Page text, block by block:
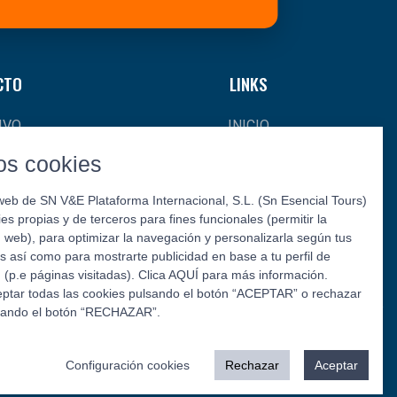
Y
LINKS
INICIO
Síguenos:
cookies
de SN V&E Plataforma Internacional, S.L. (Sn Esencial Tours)
propias y de terceros para fines funcionales (permitir la
web), para optimizar la navegación y personalizarla según tus
así como para mostrarte publicidad en base a tu perfil de
páginas visitadas). Clica AQUÍ para más información.
todas las cookies pulsando el botón “ACEPTAR” o rechazar
el botón “RECHAZAR”.
Configuración cookies Rechazar Aceptar